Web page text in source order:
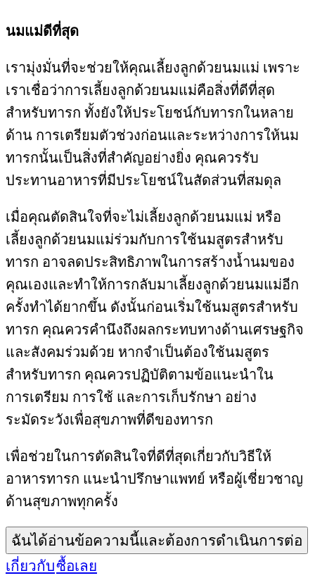
นมแม่ดีที่สุด
เรามุ่งมั่นที่จะช่วยให้คุณเลี้ยงลูกด้วยนมแม่ เพราะ
เราเชื่อว่าการเลี้ยงลูกด้วยนมแม่คือสิ่งที่ดีที่สุด
สำหรับทารก ทั้งยังให้ประโยชน์กับทารกในหลาย
ด้าน การเตรียมตัวช่วงก่อนและระหว่างการให้นม
ทารกนั้นเป็นสิ่งที่สำคัญอย่างยิ่ง คุณควรรับ
ประทานอาหารที่มีประโยชน์ในสัดส่วนที่สมดุล
เมื่อคุณตัดสินใจที่จะไม่เลี้ยงลูกด้วยนมแม่ หรือ
เลี้ยงลูกด้วยนมแม่ร่วมกับการใช้นมสูตรสำหรับ
ทารก อาจลดประสิทธิภาพในการสร้างน้ำนมของ
คุณเองและทำให้การกลับมาเลี้ยงลูกด้วยนมแม่อีก
ครั้งทำได้ยากขึ้น ดังนั้นก่อนเริ่มใช้นมสูตรสำหรับ
ทารก คุณควรคำนึงถึงผลกระทบทางด้านเศรษฐกิจ
และสังคมร่วมด้วย หากจำเป็นต้องใช้นมสูตร
สำหรับทารก คุณควรปฏิบัติตามข้อแนะนำใน
การเตรียม การใช้ และการเก็บรักษา อย่าง
ระมัดระวังเพื่อสุขภาพที่ดีของทารก
เพื่อช่วยในการตัดสินใจที่ดีที่สุดเกี่ยวกับวิธีให้
อาหารทารก แนะนำปรึกษาแพทย์ หรือผู้เชี่ยวชาญ
ด้านสุขภาพทุกครั้ง
ฉันได้อ่านข้อความนี้และต้องการดำเนินการต่อ
เกี่ยวกับซื้อเลย